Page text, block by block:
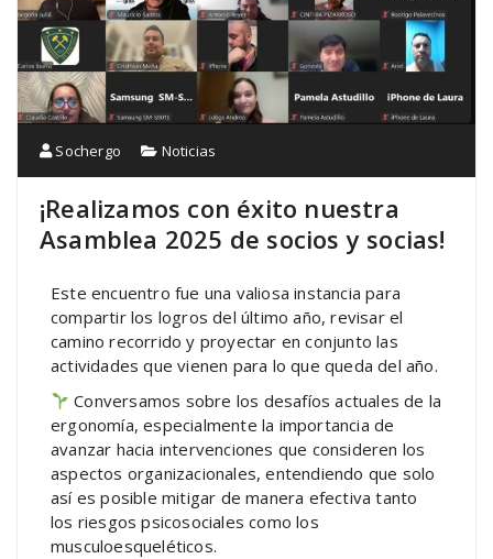
Sochergo Noticias
¡Realizamos con éxito nuestra
Asamblea 2025 de socios y socias!
Este encuentro fue una valiosa instancia para
compartir los logros del último año, revisar el
camino recorrido y proyectar en conjunto las
actividades que vienen para lo que queda del año.
Conversamos sobre los desafíos actuales de la
ergonomía, especialmente la importancia de
avanzar hacia intervenciones que consideren los
aspectos organizacionales, entendiendo que solo
así es posible mitigar de manera efectiva tanto
los riesgos psicosociales como los
musculoesqueléticos.